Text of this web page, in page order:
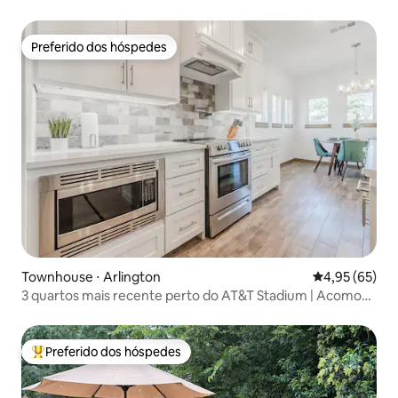
Preferido dos hóspedes
Preferido dos hóspedes
Townhouse ⋅ Arlington 4,95 de uma
4,95 (65)
3 quartos mais recente perto do AT&T Stadium | Acomoda
Entre os melhores preferidos dos hóspedes
Preferido dos hóspedes